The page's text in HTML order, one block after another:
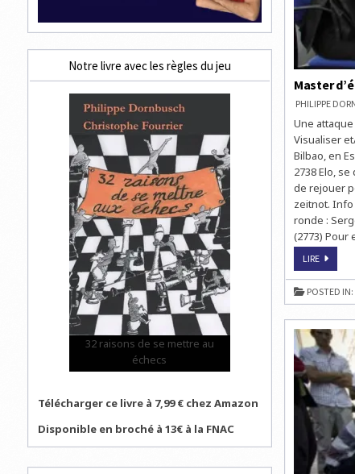
Master
PHILIPPE
Une
Visualiser
Bilbao, en
2738 Elo,
de rejouer
zeitnot. Info
ronde :
(2773) Pour
LIREMASTER
DE
BILBAO
:
GRAND
JEU
POSTED IN:
Notre livre avec les règles du jeu
32 raisons de se mettre au
échecs
Télécharger ce livre à 7,99 € chez Amazon
Disponible en broché à 13€ à la FNAC